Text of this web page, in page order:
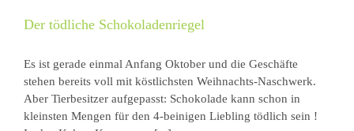
Der tödliche Schokoladenriegel
Es ist gerade einmal Anfang Oktober und die Geschäfte
stehen bereits voll mit köstlichsten Weihnachts-Naschwerk.
Aber Tierbesitzer aufgepasst: Schokolade kann schon in
kleinsten Mengen für den 4-beinigen Liebling tödlich sein !